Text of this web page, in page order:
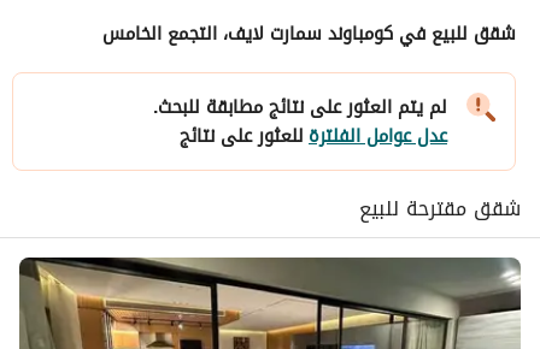
شقق للبيع في كومباوند سمارت لايف، التجمع الخامس
لم يتم العثور على نتائج مطابقة للبحث.
عدل عوامل الفلترةللعثور على نتائج
شقق مقترحة للبيع